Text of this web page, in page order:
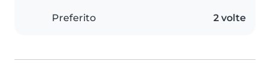
Preferito 2 volte